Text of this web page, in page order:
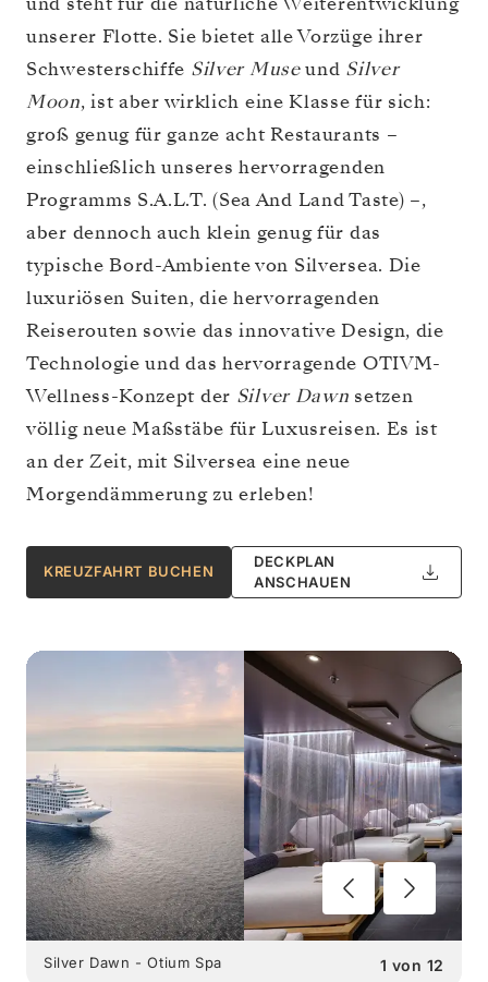
unserer Flotte. Sie bietet alle Vorzüge ihrer
Schwesterschiffe Silver Museund Silver
Moon, ist aber wirklich eine Klasse für sich:
groß genug für ganze acht Restaurants –
einschließlich unseres hervorragenden
Programms S.A.L.T. (Sea And Land Taste) –,
aber dennoch auch klein genug für das
typische Bord-Ambiente von Silversea. Die
luxuriösen Suiten, die hervorragenden
Reiserouten sowie das innovative Design, die
Technologie und das hervorragende OTIVM-
Wellness-Konzept der Silver Dawn setzen
völlig neue Maßstäbe für Luxusreisen. Es ist
an der Zeit, mit Silversea eine neue
Morgendämmerung zu erleben!
KREUZFAHRT BUCHEN
DECKPLAN
ANSCHAUEN
1 von 12
Silver Dawn - Otium Spa